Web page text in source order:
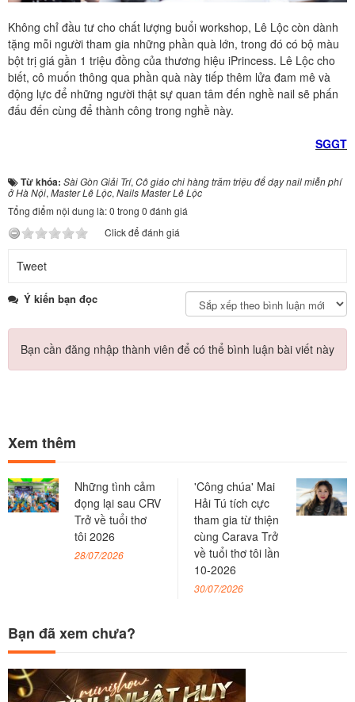
Không chỉ đầu tư cho chất lượng buổi workshop, Lê Lộc còn dành
tặng mỗi người tham gia những phần quà lớn, trong đó có bộ màu
bột trị giá gần 1 triệu đồng của thương hiệu iPrincess. Lê Lộc cho
biết, cô muốn thông qua phần quà này tiếp thêm lửa đam mê và
động lực để những người thật sự quan tâm đến nghề nail sẽ phấn
đấu đến cùng để thành công trong nghề này.
SGGT
Từ khóa: Sài Gòn Giải Trí, Cô giáo chi hàng trăm triệu để dạy nail miễn phí
ở Hà Nội, Master Lê Lộc, Nails Master Lê Lộc
Tổng điểm nội dung là: 0 trong 0 đánh giá
Click để đánh giá
Tweet
Ý kiến bạn đọc
Bạn cần đăng nhập thành viên để có thể bình luận bài viết này
Xem thêm
Những tình cảm
đọng lại sau CRV
Trở về tuổi thơ
tôi 2026
28/07/2026
'Công chúa' Mai
Hải Tú tích cực
tham gia từ thiện
cùng Carava Trở
về tuổi thơ tôi lần
10-2026
30/07/2026
Bạn đã xem chưa?